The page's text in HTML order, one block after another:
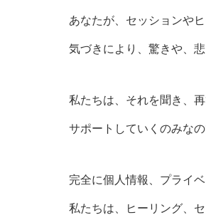
あなたが、セッションや
気づきにより、驚きや、
私たちは、それを聞き、
サポートしていくのみなの
完全に個人情報、プライ
私たちは、ヒーリング、